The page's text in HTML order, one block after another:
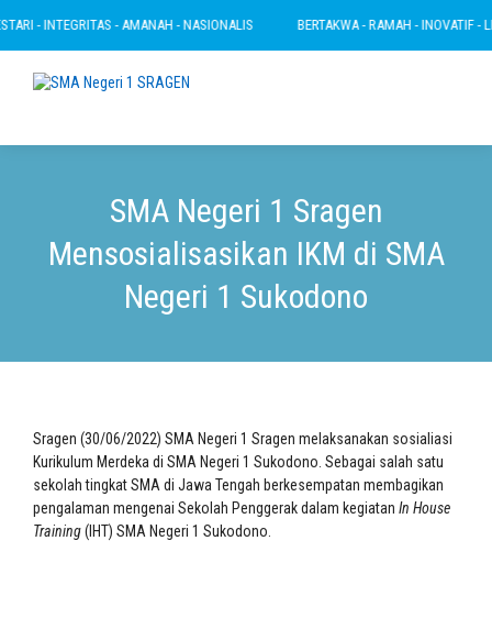
- INTEGRITAS - AMANAH - NASIONALIS BERTAKWA - RAMAH - INOVATIF -
SMA Negeri 1 Sragen
Mensosialisasikan IKM di SMA
Negeri 1 Sukodono
Sragen (30/06/2022) SMA Negeri 1 Sragen melaksanakan sosialiasi
Kurikulum Merdeka di SMA Negeri 1 Sukodono. Sebagai salah satu
sekolah tingkat SMA di Jawa Tengah berkesempatan membagikan
pengalaman mengenai Sekolah Penggerak dalam kegiatan In House
Training(IHT) SMA Negeri 1 Sukodono.